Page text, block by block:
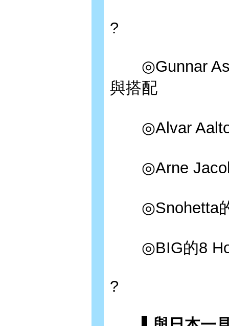
?
◎Gunnar
與搭配
◎Alvar Aalto
◎Arne
◎Snohetta的
◎BIG的8
?